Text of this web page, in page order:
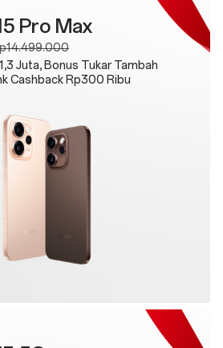
Pro Max
Juta, Bonus Tukar Tambah
Cashback Rp300 Ribu